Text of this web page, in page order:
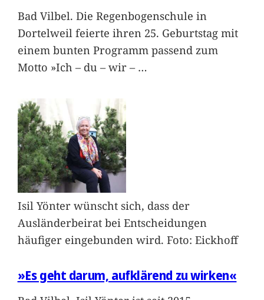
Bad Vilbel. Die Regenbogenschule in
Dortelweil feierte ihren 25. Geburtstag mit
einem bunten Programm passend zum
Motto »Ich – du – wir – …
Isil Yönter wünscht sich, dass der
Ausländerbeirat bei Entscheidungen
häufiger eingebunden wird. Foto: Eickhoff
»Es geht darum, aufklärend zu wirken«